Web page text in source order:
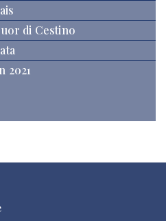
di Cestino
2021